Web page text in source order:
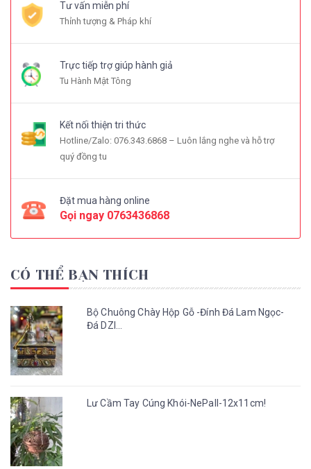
Tư vấn miễn phí
Thỉnh tượng & Pháp khí
Trực tiếp trợ giúp hành giả
Tu Hành Mật Tông
Kết nối thiện tri thức
Hotline/Zalo: 076.343.6868 – Luôn lắng nghe và hỗ trợ
quý đồng tu
Đặt mua hàng online
Gọi ngay 0763436868
CÓ THỂ BẠN THÍCH
Bộ Chuông Chày Hộp Gỗ -Đính Đá Lam Ngọc-
Đá DZI...
Lư Cầm Tay Cúng Khói-NePall-12x11cm!